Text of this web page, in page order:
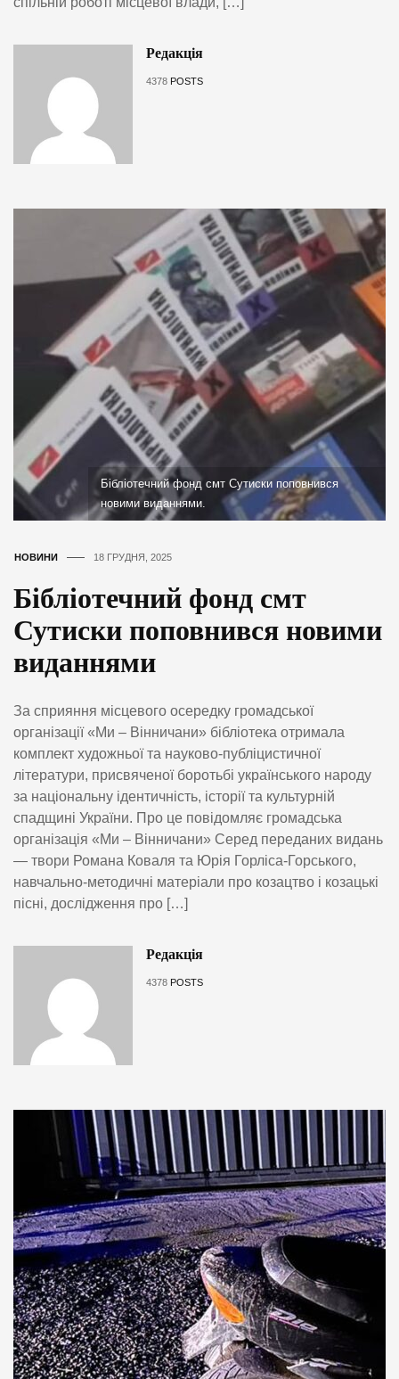
Редакція
4378 POSTS
Бібліотечний фонд смт Сутиски поповнився
новими виданнями.
НОВИНИ 18 ГРУДНЯ, 2025
Бібліотечний фонд смт
Сутиски поповнився новими
виданнями
За сприяння місцевого осередку громадської
організації «Ми – Вінничани» бібліотека отримала
комплект художньої та науково-публіцистичної
літератури, присвяченої боротьбі українського народу
за національну ідентичність, історії та культурній
спадщині України. Про це повідомляє громадська
організація «Ми – Вінничани» Серед переданих видань
— твори Романа Коваля та Юрія Горліса-Горського,
навчально-методичні матеріали про козацтво і козацькі
пісні, дослідження про […]
Редакція
4378 POSTS